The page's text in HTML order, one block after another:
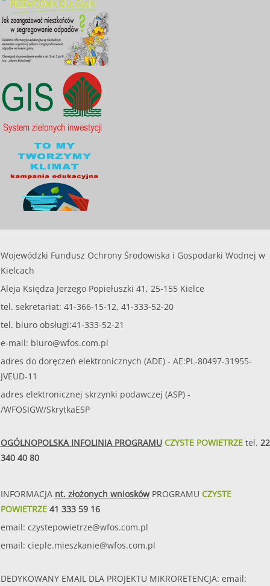
Wojewódzki Fundusz Ochrony Środowiska i Gospodarki Wodnej w
Kielcach
Aleja Księdza Jerzego Popiełuszki 41, 25-155 Kielce
tel. sekretariat: 41-366-15-12, 41-333-52-20
tel. biuro obsługi:41-333-52-21
e-mail: biuro@wfos.com.pl
adres do doręczeń elektronicznych (ADE) - AE:PL-80497-31955-
JVEUD-11
adres elektronicznej skrzynki podawczej (ASP) -
/WFOSIGW/SkrytkaESP
OGÓLNOPOLSKA INFOLINIA PROGRAMUCZYSTE POWIETRZEtel. 22
340 40 80
INFORMACJA nt. złożonych wnioskówPROGRAMU CZYSTE
POWIETRZE41 333 59 16
email: czystepowietrze@wfos.com.pl
email: cieple.mieszkanie@wfos.com.pl
DEDYKOWANY EMAIL DLA PROJEKTU MIKRORETENCJA: email: